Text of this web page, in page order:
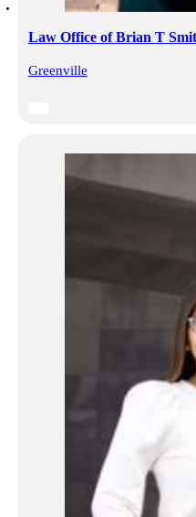
Law Office of Brian T
Greenville